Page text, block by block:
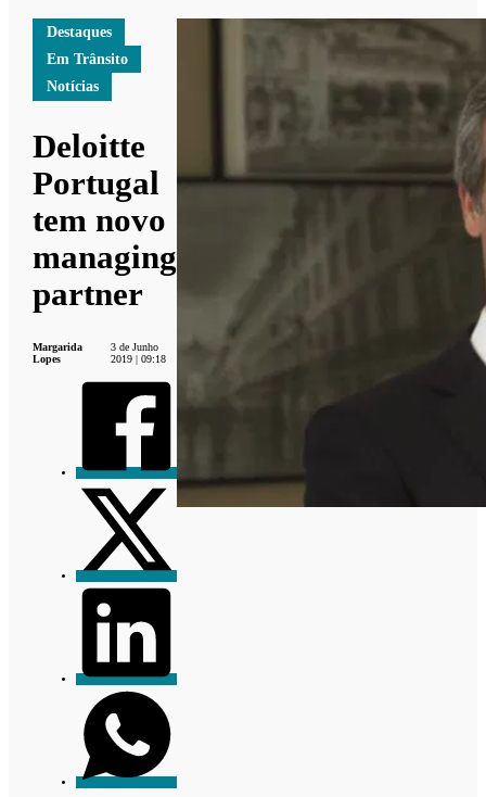
Destaques
Em Trânsito
Notícias
Deloitte
Portugal
tem novo
managing
partner
Margarida
Lopes
3 de Junho
2019 | 09:18